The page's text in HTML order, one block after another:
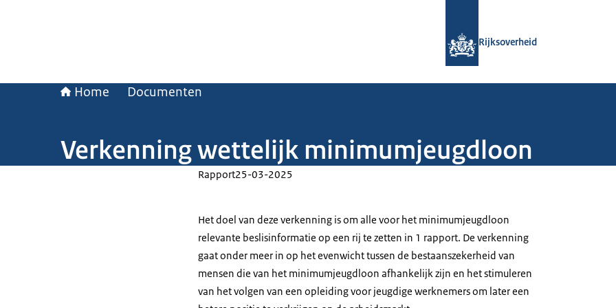
Rijksoverheid
Home Documenten
Verkenning wettelijk minimumjeugdloon
Rapport25-03-2025
Het doel van deze verkenning is om alle voor het minimumjeugdloon
relevante beslisinformatie op een rij te zetten in 1 rapport. De verkenning
gaat onder meer in op het evenwicht tussen de bestaanszekerheid van
mensen die van het minimumjeugdloon afhankelijk zijn en het stimuleren
van het volgen van een opleiding voor jeugdige werknemers om later een